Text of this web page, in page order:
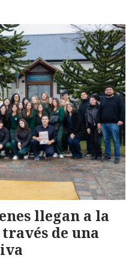
llegan a la
de una